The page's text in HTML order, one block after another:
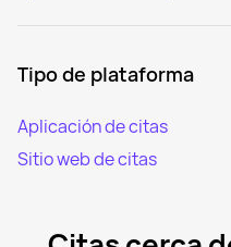
Tipo de plataforma
Aplicación de citas
Sitio web de citas